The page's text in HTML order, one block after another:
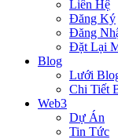
Liên Hệ
Đăng Ký
Đăng
Đặt Lại
Blog
Lưới
Chi Tiết
Web3
Dự Án
Tin Tức